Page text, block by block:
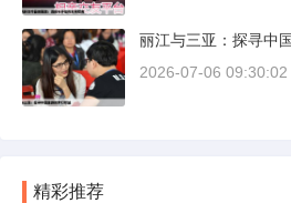
丽江与三亚：探寻中
2026-07-06 09:30:02
精彩推荐